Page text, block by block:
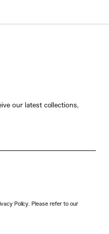
our latest collections,
Policy. Please refer to our